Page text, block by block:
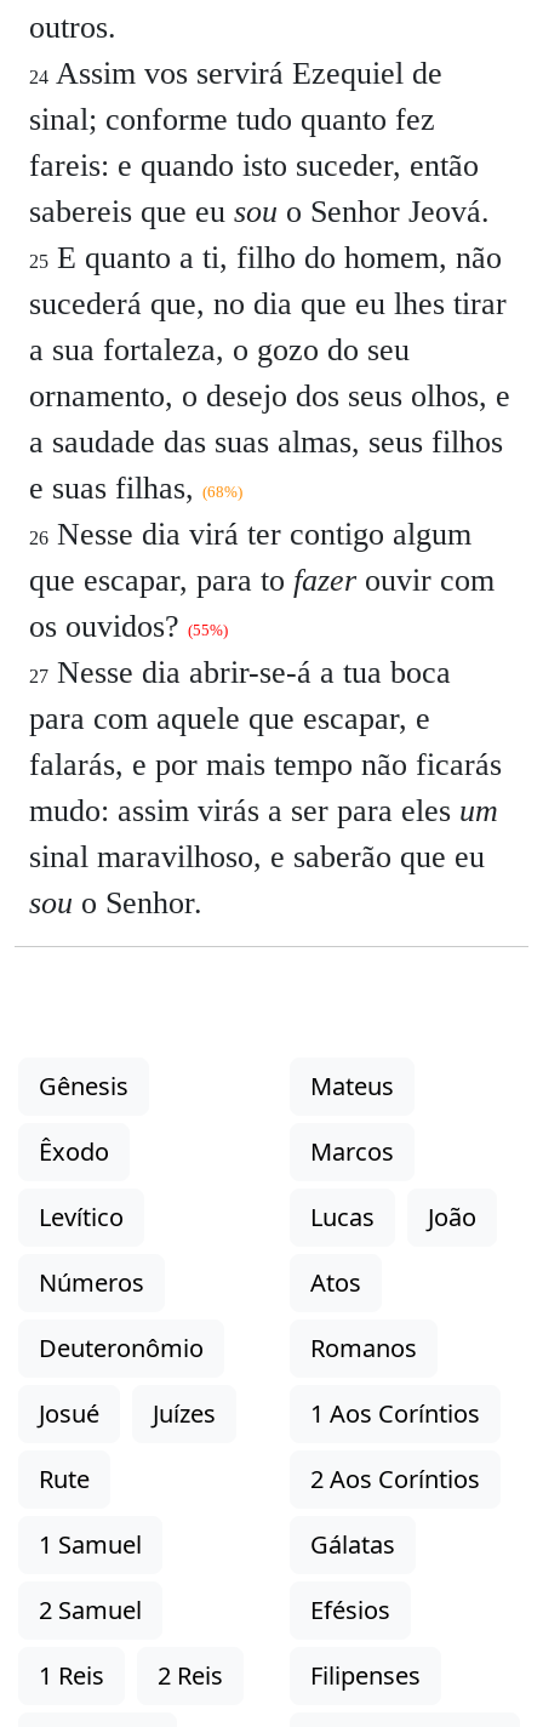
outros.
24 Assim vos servirá Ezequiel de
sinal; conforme tudo quanto fez
fareis: e quando isto suceder, então
sabereis que eu sou o Senhor Jeová.
25 E quanto a ti, filho do homem, não
sucederá que, no dia que eu lhes tirar
a sua fortaleza, o gozo do seu
ornamento, o desejo dos seus olhos, e
a saudade das suas almas, seus filhos
e suas filhas, (68%)
26 Nesse dia virá ter contigo algum
que escapar, para to fazer ouvir com
os ouvidos? (55%)
27 Nesse dia abrir-se-á a tua boca
para com aquele que escapar, e
falarás, e por mais tempo não ficarás
mudo: assim virás a ser para eles um
sinal maravilhoso, e saberão que eu
sou o Senhor.
Gênesis
Êxodo
Levítico
Números
Deuteronômio
Josué
Juízes
Rute
1 Samuel
2 Samuel
1 Reis
2 Reis
Mateus
Marcos
Lucas
João
Atos
Romanos
1 Aos Coríntios
2 Aos Coríntios
Gálatas
Efésios
Filipenses